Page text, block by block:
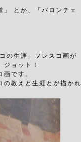
」 とか、「バロンチェ
の生涯」フレスコ画が
ョット！
です。
の教えと生涯とが描かれ